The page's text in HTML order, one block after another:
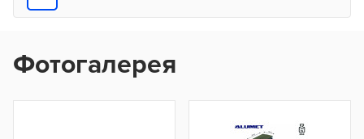
Фотогалерея